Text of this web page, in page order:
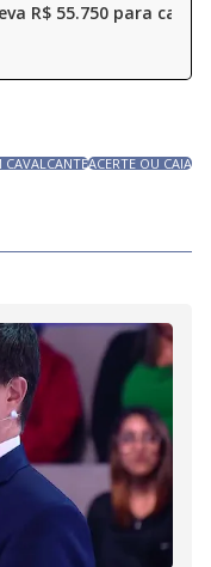
R$ 55.750 para casa
CAVALCANTEACERTE OU CAIA